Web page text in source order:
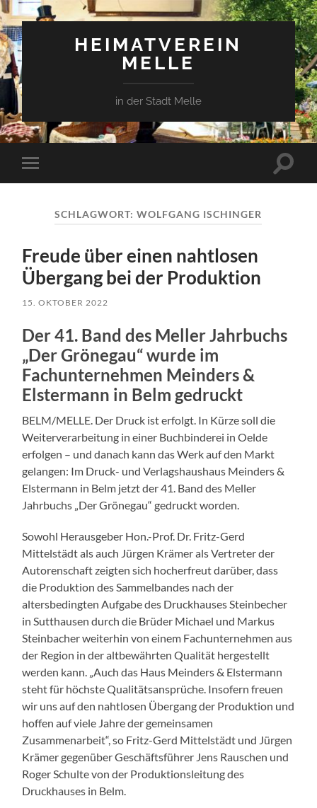
HEIMATVEREIN
MELLE
in der Stadt Melle
Mobile-
Menü
SCHLAGWORT:WOLFGANG ISCHINGER
Freude über einen nahtlosen
Übergang bei der Produktion
15. OKTOBER 2022
Der 41. Band des Meller Jahrbuchs
„Der Grönegau“ wurde im
Fachunternehmen Meinders &
Elstermann in Belm gedruckt
BELM/MELLE. Der Druck ist erfolgt. In Kürze soll die
Weiterverarbeitung in einer Buchbinderei in Oelde
erfolgen – und danach kann das Werk auf den Markt
gelangen: Im Druck- und Verlagshaushaus Meinders &
Elstermann in Belm jetzt der 41. Band des Meller
Jahrbuchs „Der Grönegau“ gedruckt worden.
Sowohl Herausgeber Hon.-Prof. Dr. Fritz-Gerd
Mittelstädt als auch Jürgen Krämer als Vertreter der
Autorenschaft zeigten sich hocherfreut darüber, dass
die Produktion des Sammelbandes nach der
altersbedingten Aufgabe des Druckhauses Steinbecher
in Sutthausen durch die Brüder Michael und Markus
Steinbacher weiterhin von einem Fachunternehmen aus
der Region in der altbewährten Qualität hergestellt
werden kann. „Auch das Haus Meinders & Elstermann
steht für höchste Qualitätsansprüche. Insofern freuen
wir uns auf den nahtlosen Übergang der Produktion und
hoffen auf viele Jahre der gemeinsamen
Zusammenarbeit“, so Fritz-Gerd Mittelstädt und Jürgen
Krämer gegenüber Geschäftsführer Jens Rauschen und
Roger Schulte von der Produktionsleitung des
Druckhauses in Belm.